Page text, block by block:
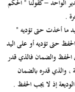
الواحد - كقولنا " الحكم
.
ما أخذت حتى تؤديه "
حتى تؤديه أو على اليد
الحفظ والضمان فالذي قدر
، والذي قدره بالضمان
إذ لا يجب الحفظ .